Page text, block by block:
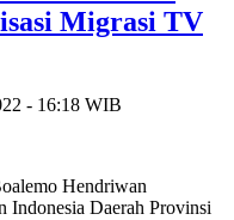
Migrasi TV
- 16:18 WIB
Hendriwan
Indonesia Daerah Provinsi